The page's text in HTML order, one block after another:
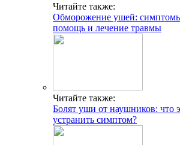
Читайте также:
Обморожение ушей:
помощь и лечение травмы
Читайте также:
Болят уши от наушников: что
устранить симптом?